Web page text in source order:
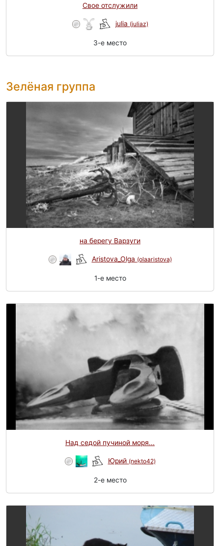
Свое отслужили
julia (juliaz)
3-e место
Зелёная группа
на берегу Варзуги
Aristova_Olga (olaaristova)
1-e место
Над седой пучиной моря...
Юрий (nekto42)
2-e место